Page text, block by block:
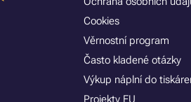
Cookies
Věrnostní program
Často kladené otázky
Výkup náplní do
Projekty EU